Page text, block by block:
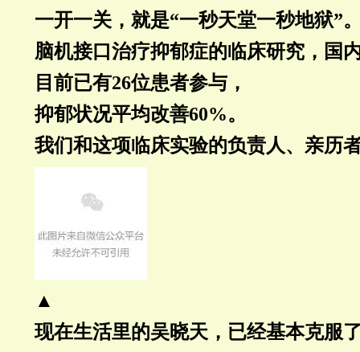
一开一关，就是“一秒天堂一秒地狱”
脑机接口治疗抑郁症的临床研究，国
目前已有26位患者参与，
抑郁状况平均改善60%。
我们和这项临床实验的负责人、亲历
▲
现在生活里的吴晓天，已经基本克服